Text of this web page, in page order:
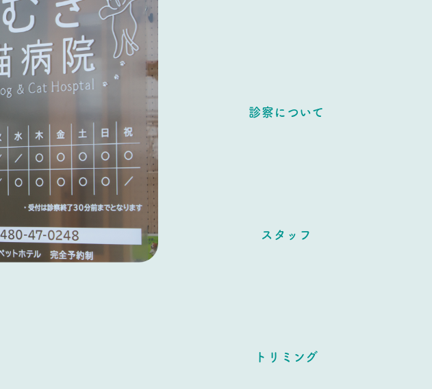
診察について
スタッフ
トリミング